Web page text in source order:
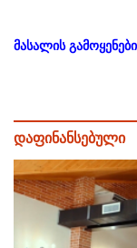
მასალის
დაფინანსებული